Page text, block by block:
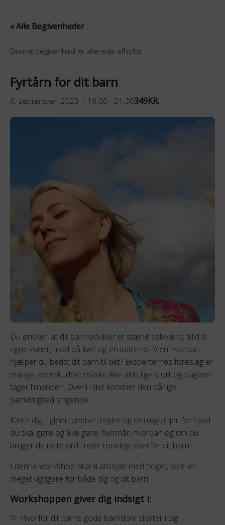
indhold
« Alle Begivenheder
Denne begivenhed er allerede afholdt.
Fyrtårn for dit barn
6. september, 2023 | 19:00 - 21:30349KR.
Du ønsker, at dit barn udvikler et stærkt selvværd, tillid til
egne evner, mod på livet og en indre ro. Men hvordan
hjælper du bedst dit barn til det? Eksperternes foreslag er
mange, overskuddet måske ikke altid lige stort og dagene
tager hinanden. Oveni i det kommer den dårlige
samvittighed snigende!
Kære dig – glem rammer, regler og retningslinjer for hvad
du skal gøre og ikke gøre, hvornår, hvordan og om du
bruger de rette ord i rette toneleje overfor dit barn!
I denne workshop skal vi arbejde med noget, som er
meget vigtigere for både dig og dit barn!
Workshoppen giver dig indsigt i:
Hvorfor dit barns gode barndom starter i dig